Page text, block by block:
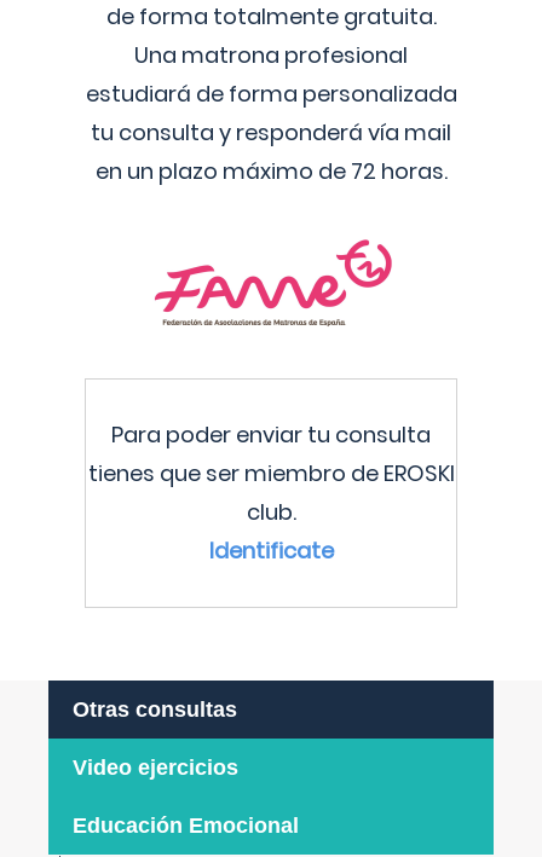
de forma totalmente gratuita.
Una matrona profesional
estudiará de forma personalizada
tu consulta y responderá vía mail
en un plazo máximo de 72 horas.
Para poder enviar tu consulta
tienes que ser miembro de EROSKI
club.
Identificate
Otras consultas
Video ejercicios
Educación Emocional